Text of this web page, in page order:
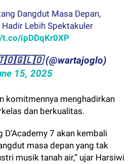
Dangdut Masa Depan,
Hadir Lebih Spektakuler
ipDDqKr0XP
(@wartajoglo)
15, 2025
komitmennya menghadirkan
dan berkualitas.
D’Academy 7 akan kembali
masa depan yang tak
musik tanah air,” ujar Harsiwi